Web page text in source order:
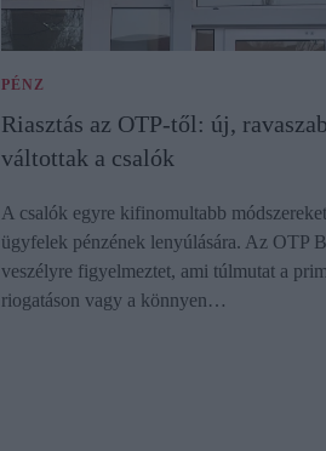
PÉNZ
Riasztás az OTP-től: új,
váltottak a csalók
A csalók egyre kifinomultabb
ügyfelek pénzének lenyúlására. Az OTP
veszélyre figyelmeztet, ami túlmutat a
riogatáson vagy a könnyen…